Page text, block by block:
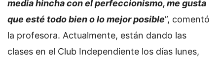
media hincha con el perfeccionismo, me gusta
que esté todo bien o lo mejor posible”, comentó
la profesora. Actualmente, están dando las
clases en el Club Independiente los días lunes,